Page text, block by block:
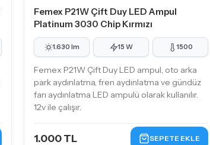
Femex P21W Çift Duy LED Ampul
Platinum 3030 Chip Kırmızı
1.630 lm 15 W 1500
Femex P21W Çift Duy LED ampul, oto arka
park aydınlatma, fren aydınlatma ve gündüz
farı aydınlatma LED ampulü olarak kullanılır.
12v ile çalışır.
1.000 TL SEPETE EKLE